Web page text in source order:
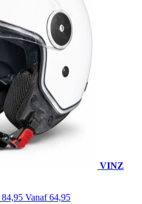
VINZ
84,95 Vanaf 64,95